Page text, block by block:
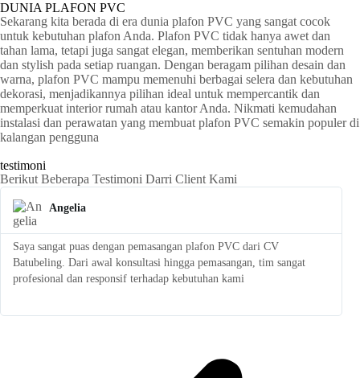
DUNIA PLAFON PVC
Sekarang kita berada di era dunia plafon PVC yang sangat cocok
untuk kebutuhan plafon Anda. Plafon PVC tidak hanya awet dan
tahan lama, tetapi juga sangat elegan, memberikan sentuhan modern
dan stylish pada setiap ruangan. Dengan beragam pilihan desain dan
warna, plafon PVC mampu memenuhi berbagai selera dan kebutuhan
dekorasi, menjadikannya pilihan ideal untuk mempercantik dan
memperkuat interior rumah atau kantor Anda. Nikmati kemudahan
instalasi dan perawatan yang membuat plafon PVC semakin populer di
kalangan pengguna
testimoni
Berikut Beberapa Testimoni Darri Client Kami
Angelia
Saya sangat puas dengan pemasangan plafon PVC dari CV
Batubeling. Dari awal konsultasi hingga pemasangan, tim sangat
profesional dan responsif terhadap kebutuhan kami